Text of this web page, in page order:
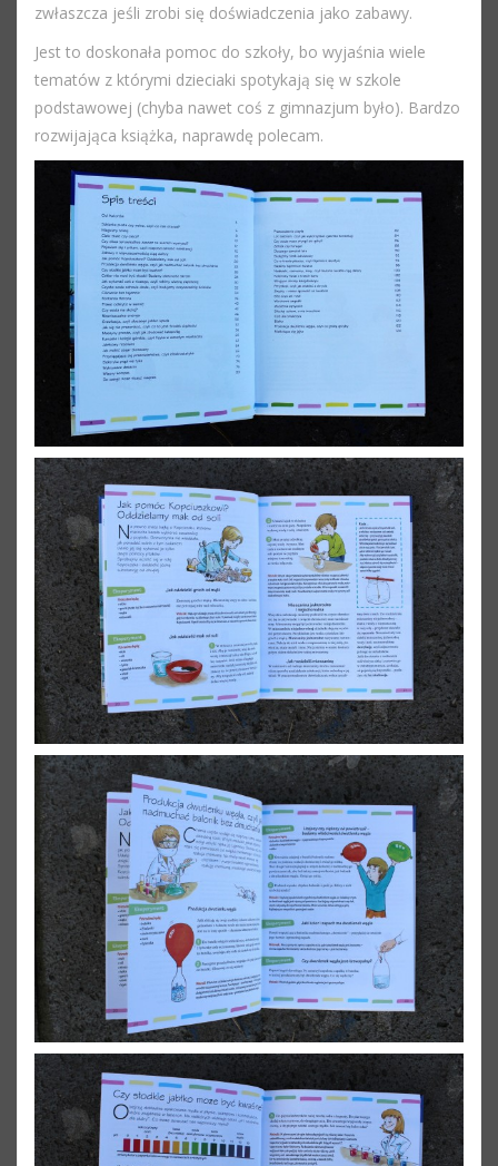
zwłaszcza jeśli zrobi się doświadczenia jako zabawy.
Jest to doskonała pomoc do szkoły, bo wyjaśnia wiele
tematów z którymi dzieciaki spotykają się w szkole
podstawowej (chyba nawet coś z gimnazjum było). Bardzo
rozwijająca książka, naprawdę polecam.